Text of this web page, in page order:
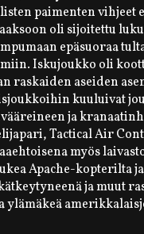
paimenten
oli sijoitettu
epäsuoraa
Iskujoukko oli
raskaiden aseiden
kuuluivat
ja
Tactical Air
myös
Apache-kopterilta
ja muut
ylämäkeä